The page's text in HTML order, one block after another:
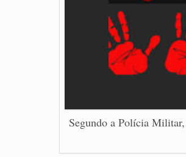
Segundo a Polícia